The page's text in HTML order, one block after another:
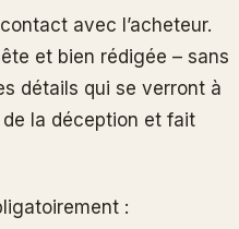
avec l’acheteur.
et bien rédigée – sans
détails qui se verront à
la déception et fait
: